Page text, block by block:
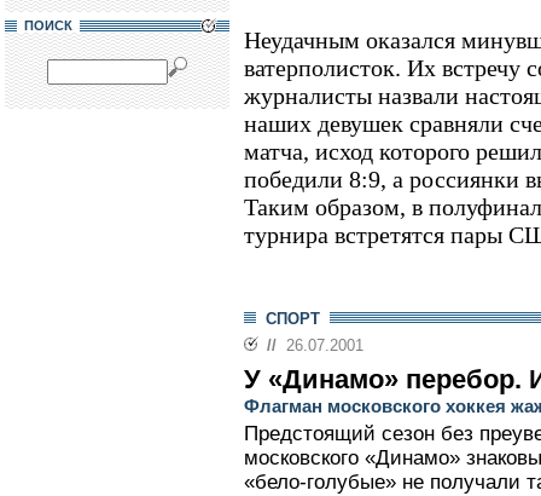
ПОИСК
Неудачным оказался
ватерполисток. Их встречу
журналисты назвали
наших девушек сравняли
матча, исход которого
победили 8:9, а россиянки
Таким образом, в
турнира встретятся пары
СПОРТ
// 26.07.2001
У «Динамо» перебор.
Флагман московского хоккея
Предстоящий сезон без
московского «Динамо»
«бело-голубые» не получали